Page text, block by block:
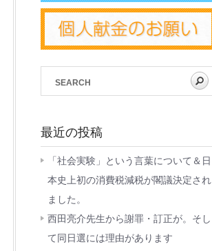
最近の投稿
「社会実験」という言葉について＆日
本史上初の消費税減税が閣議決定され
ました。
西田亮介先生から謝罪・訂正が。そし
て同日選には理由があります